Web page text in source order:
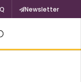
Newsletter